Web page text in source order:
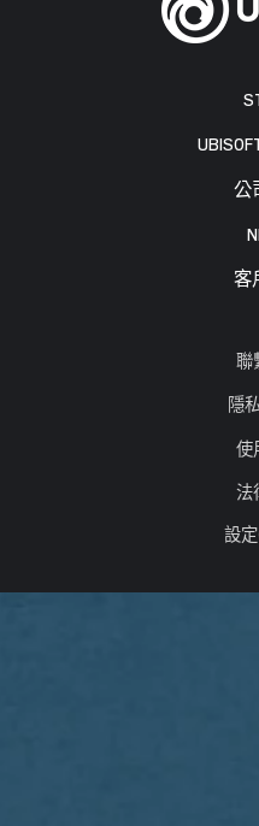
公
客
聯
隱
使
法
設